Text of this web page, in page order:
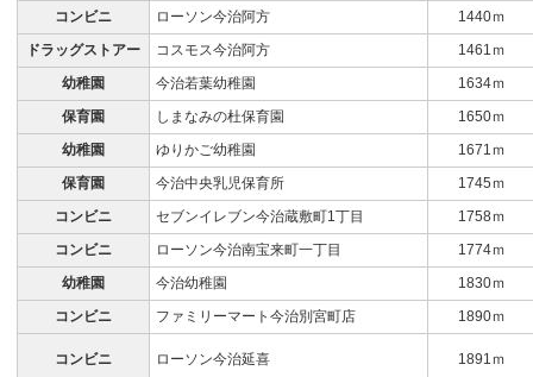
コンビニ
ローソン今治阿方
1440ｍ
ドラッグストアー
コスモス今治阿方
1461ｍ
幼稚園
今治若葉幼稚園
1634ｍ
保育園
しまなみの杜保育園
1650ｍ
幼稚園
ゆりかご幼稚園
1671ｍ
保育園
今治中央乳児保育所
1745ｍ
コンビニ
セブンイレブン今治蔵敷町1丁目
1758ｍ
コンビニ
ローソン今治南宝来町一丁目
1774ｍ
幼稚園
今治幼稚園
1830ｍ
コンビニ
ファミリーマート今治別宮町店 1890ｍ
コンビニ ローソン今治延喜 1891ｍ